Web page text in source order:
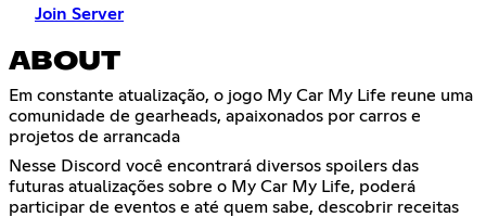
Join Server
ABOUT
Em constante atualização, o jogo My Car My Life reune uma
comunidade de gearheads, apaixonados por carros e
projetos de arrancada
Nesse Discord você encontrará diversos spoilers das
futuras atualizações sobre o My Car My Life, poderá
participar de eventos e até quem sabe, descobrir receitas